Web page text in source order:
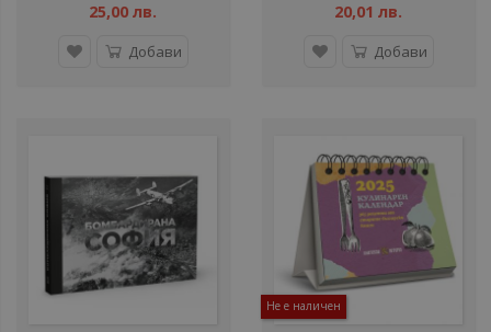
25,00 лв.
Добави
20,01 лв.
Добави
Не е наличен